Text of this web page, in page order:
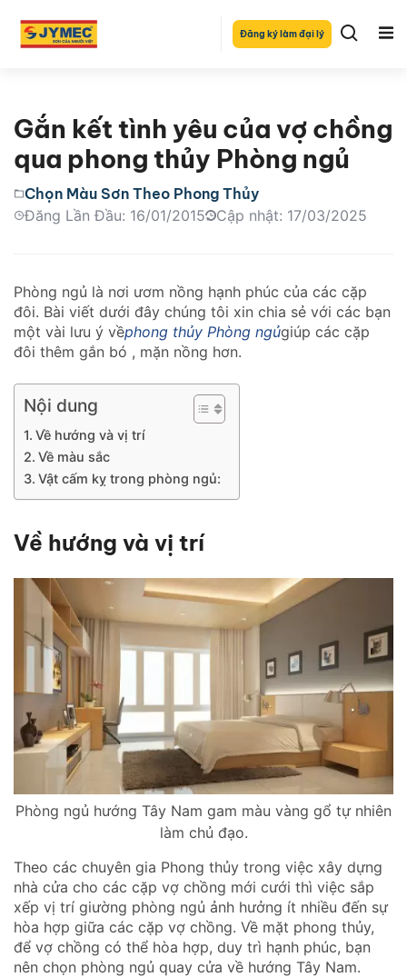
Đăng ký làm đại lý
Gắn kết tình yêu của vợ chồng
qua phong thủy Phòng ngủ
Chọn Màu Sơn Theo Phong Thủy
Đăng Lần Đầu: 16/01/2015
Cập nhật: 17/03/2025
Phòng ngủ là nơi ươm nồng hạnh phúc của các cặp
đôi. Bài viết dưới đây chúng tôi xin chia sẻ với các bạn
một vài lưu ý vềphong thủy Phòng ngủgiúp các cặp
đôi thêm gắn bó , mặn nồng hơn.
Nội dung
Về hướng và vị trí
Về màu sắc
Vật cấm kỵ trong phòng ngủ:
Về hướng và vị trí
Phòng ngủ hướng Tây Nam gam màu vàng gổ tự nhiên
làm chủ đạo.
Theo các chuyên gia Phong thủy trong việc xây dựng
nhà cửa cho các cặp vợ chồng mới cưới thì việc sắp
xếp vị trí giường phòng ngủ ảnh hưởng ít nhiều đến sự
hòa hợp giữa các cặp vợ chồng. Về mặt phong thủy,
để vợ chồng có thể hòa hợp, duy trì hạnh phúc, bạn
nên chọn phòng ngủ quay cửa về hướng Tây Nam.